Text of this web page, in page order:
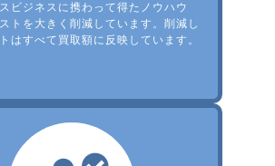
ビジネスに携わって得たノウハウ
トを大きく削減しています。削減し
はすべて買取額に反映しています。